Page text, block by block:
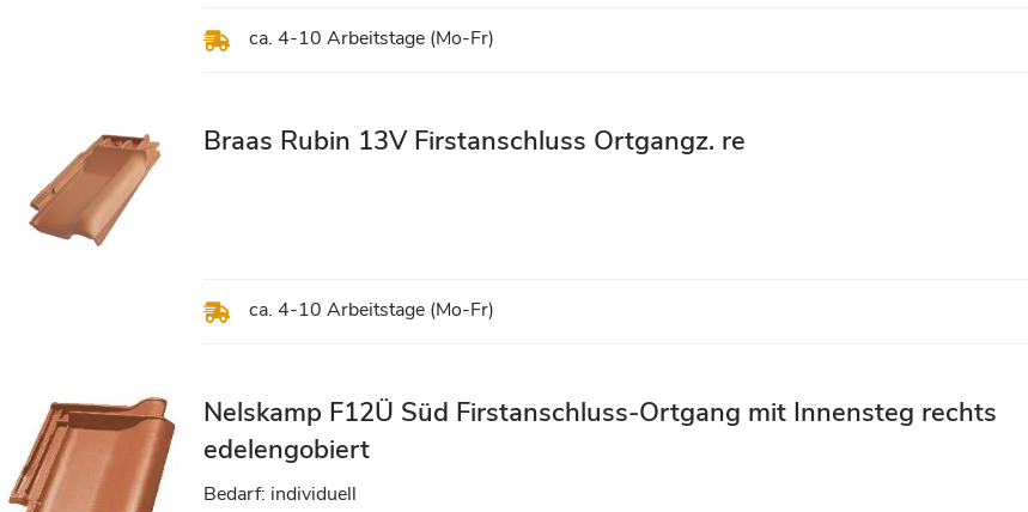
ca. 4-10 Arbeitstage (Mo-Fr)
Braas Rubin 13V Firstanschluss Ortgangz. re
ca. 4-10 Arbeitstage (Mo-Fr)
Nelskamp F12Ü Süd Firstanschluss-Ortgang mit Innensteg rechts
edelengobiert
Bedarf: individuell